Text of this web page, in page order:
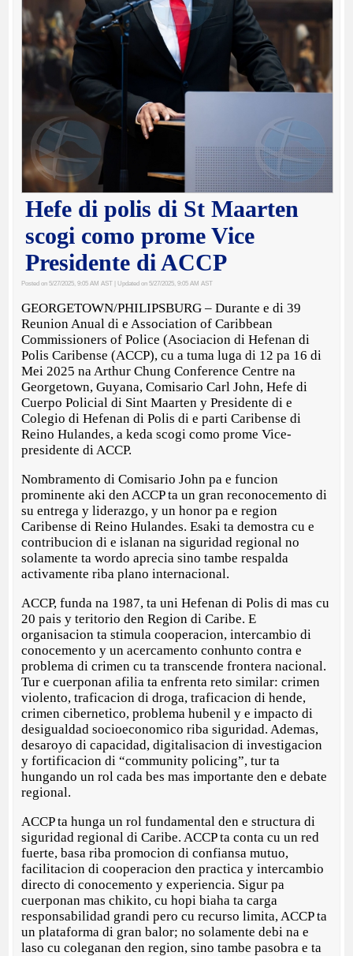
Hefe di polis di St Maarten
scogi como prome Vice
Presidente di ACCP
Posted on 5/27/2025, 9:05 AM AST | Updated on 5/27/2025, 9:05 AM AST
GEORGETOWN/PHILIPSBURG – Durante e di 39
Reunion Anual di e Association of Caribbean
Commissioners of Police (Asociacion di Hefenan di
Polis Caribense (ACCP), cu a tuma luga di 12 pa 16 di
Mei 2025 na Arthur Chung Conference Centre na
Georgetown, Guyana, Comisario Carl John, Hefe di
Cuerpo Policial di Sint Maarten y Presidente di e
Colegio di Hefenan di Polis di e parti Caribense di
Reino Hulandes, a keda scogi como prome Vice-
presidente di ACCP.
Nombramento di Comisario John pa e funcion
prominente aki den ACCP ta un gran reconocemento di
su entrega y liderazgo, y un honor pa e region
Caribense di Reino Hulandes. Esaki ta demostra cu e
contribucion di e islanan na siguridad regional no
solamente ta wordo aprecia sino tambe respalda
activamente riba plano internacional.
ACCP, funda na 1987, ta uni Hefenan di Polis di mas cu
20 pais y teritorio den Region di Caribe. E
organisacion ta stimula cooperacion, intercambio di
conocemento y un acercamento conhunto contra e
problema di crimen cu ta transcende frontera nacional.
Tur e cuerponan afilia ta enfrenta reto similar: crimen
violento, traficacion di droga, traficacion di hende,
crimen cibernetico, problema hubenil y e impacto di
desigualdad socioeconomico riba siguridad. Ademas,
desaroyo di capacidad, digitalisacion di investigacion
y fortificacion di “community policing”, tur ta
hungando un rol cada bes mas importante den e debate
regional.
ACCP ta hunga un rol fundamental den e structura di
siguridad regional di Caribe. ACCP ta conta cu un red
fuerte, basa riba promocion di confiansa mutuo,
facilitacion di cooperacion den practica y intercambio
directo di conocemento y experiencia. Sigur pa
cuerponan mas chikito, cu hopi biaha ta carga
responsabilidad grandi pero cu recurso limita, ACCP ta
un plataforma di gran balor; no solamente debi na e
laso cu coleganan den region, sino tambe pasobra e ta